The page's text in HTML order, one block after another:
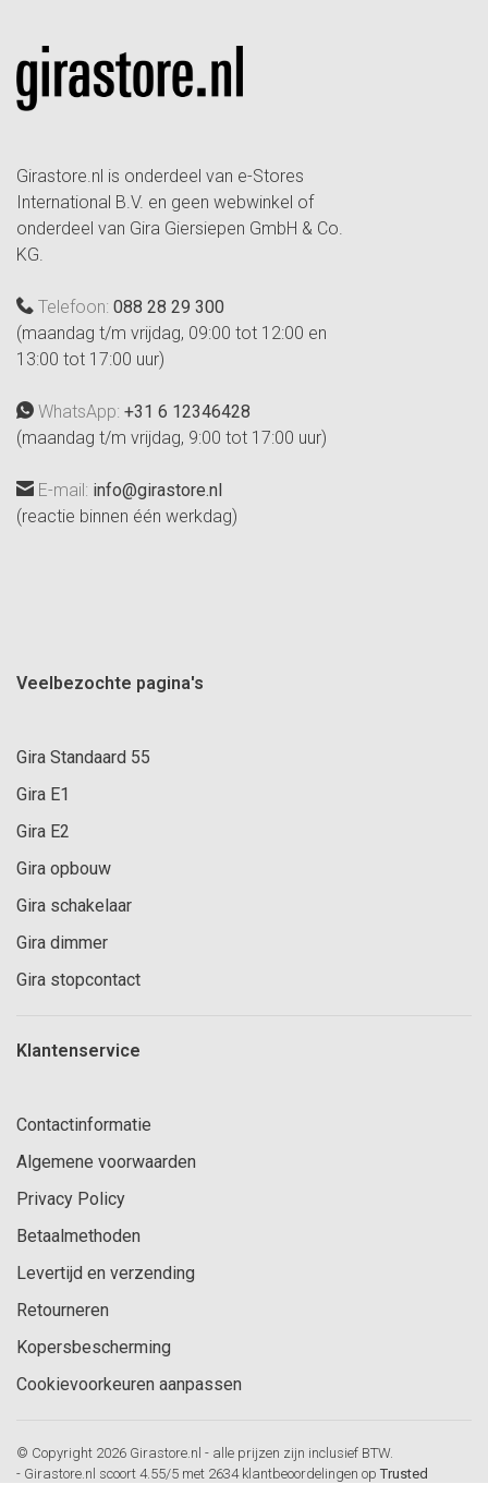
Girastore.nl is onderdeel van e-Stores
International B.V. en geen webwinkel of
onderdeel van Gira Giersiepen GmbH & Co.
KG.
Telefoon: 088 28 29 300
(maandag t/m vrijdag, 09:00 tot 12:00 en
13:00 tot 17:00 uur)
WhatsApp: +31 6 12346428
(maandag t/m vrijdag, 9:00 tot 17:00 uur)
E-mail: info@girastore.nl
(reactie binnen één werkdag)
Veelbezochte pagina's
Gira Standaard 55
Gira E1
Gira E2
Gira opbouw
Gira schakelaar
Gira dimmer
Gira stopcontact
Klantenservice
Contactinformatie
Algemene voorwaarden
Privacy Policy
Betaalmethoden
Levertijd en verzending
Retourneren
Kopersbescherming
Cookievoorkeuren aanpassen
© Copyright 2026 Girastore.nl - alle prijzen zijn inclusief BTW.
- Girastore.nl scoort 4.55/5 met 2634 klantbeoordelingen op Trusted